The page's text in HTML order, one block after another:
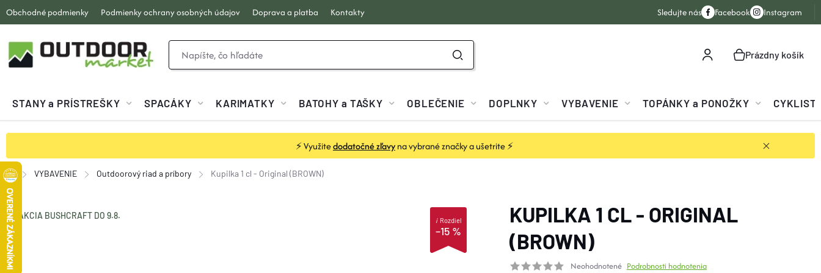
Prejsť
na
obsah
⚡ Využitedodatočné zľavyna vybrané značky a ušetrite ⚡
Obchodné podmienky Podmienky ochrany osobných údajov Doprava a platba Kontakty Sledujte nás Facebook Instagram
NÁKUPNÝ
Prázdny košík
STANY a PRÍSTREŠKY SPACÁKY KARIMATKY BATOHY a TAŠKY OBLEČENIE DOPLNKY VYBAVENIE TOPÁNKY a PONOŽKY
Domov
VYBAVENIE Outdoorový riad a príbory Kupilka 1 cl - Original (BROWN)
AKCIA BUSHCRAFT DO 9.8.
–15 %
iRozdiel
KUPILKA 1 CL - ORIGINAL
(BROWN)
Neohodnotené Podrobnosti hodnotenia